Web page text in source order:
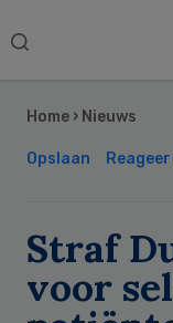
Search
Home › Nieuws
Opslaan
Straf
voor
Sidebar